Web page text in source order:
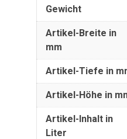
Gewicht
Artikel-Breite in
mm
Artikel-Tiefe in
Artikel-Höhe in
Artikel-Inhalt in
Liter